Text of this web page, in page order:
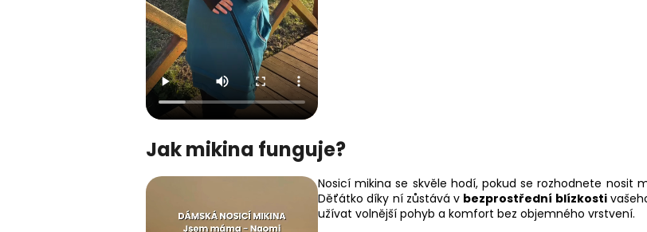
Jak mikina funguje?
Nosicí mikina se skvěle hodí, pokud se rozhodnete nosit
Děťátko díky ní zůstává v bezprostřední blízkosti
užívat volnější pohyb a komfort bez objemného vrstvení.